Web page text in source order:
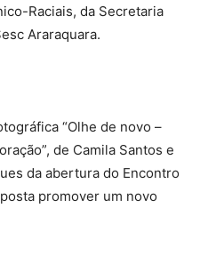
Raciais, da Secretaria
Araraquara.
“Olhe de novo –
de Camila Santos e
da abertura do Encontro
promover um novo